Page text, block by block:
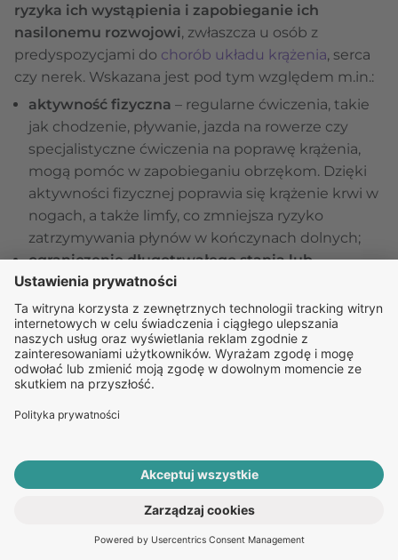
ROZPOCZNIJ E-KONSULTACJĘ
ryzyka ich wystąpienia i zapobieganie ich
nasilonemu rozwojowi, zwłaszcza u osób z
predyspozycjami do chorób układu krążenia, serca
czy nerek. Wskazana jest pod tym względem m.in.:
aktywność fizyczna – regularne ćwiczenia, takie
jak chodzenie, pływanie, jazda na rowerze czy
specjalistyczne ćwiczenia na poprawę krążenia,
mogą pomóc w zapobieganiu obrzękom. Dzięki
aktywności fizycznej poprawia się krążenie krwi w
nogach, a także limfy, co zmniejsza ryzyko
zatrzymywania płynów w kończynach dolnych;
ograniczenie długotrwałego stania lub
siedzenia– osoby, które spędzają długie godziny
w jednej pozycji (np. pracownicy biurowi,
pracownicy sklepów), powinny starać się robić
regularne przerwy, a także wykonywać ćwiczenia
poprawiające krążenie, takie jak rozciąganie nóg
czy unoszenie ich przez kilka minut;
noszenie odpowiednich butów –
prewencji obrzęków. Należy unikać zbyt ciasnych
butów, które mogą utrudniać krążenie, a także
wysokich obcasów, które obciążają stawy i
dieta i kontrola masy ciała– zrównoważona